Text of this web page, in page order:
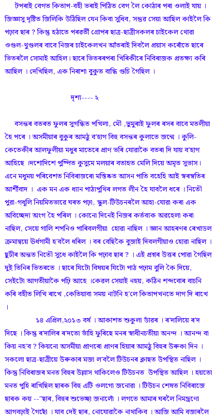
টপৰাই বেগত কিতাপ-বহী ভৰাই পিঠিত বেগ লৈ কোঠাৰ পৰা ওলাই যায় ।
জিজ্ঞাসু দৃষ্টিত জিলিকি উঠিছিল যেন কিবা সুধিব, সম্ভৱ সেয়া আছিল কাইলৈ কি
পঢ়াব ছাৰ ? কিন্তু হঠাতে পৰৱৰ্তী গ্ৰোপৰ ছাত্ৰ-ছাত্ৰীসকলৰ চাইকেল থোৱা
ওগুল-থুগুলৰ বাবে নিজৰ চাইকেলখন আঁতৰাই দিবলৈ প্ৰয়াস কৰোঁতে ছাৰে
ভিতৰলৈ সোমাই আহিল। ছাৰে ভিতৰৰপৰা খিৰিকীৰে নিবিৰাজক প্ৰতক্ষ্য কৰি
আছিল । দেখিছিল, এক নিৰাশা বুকুত বান্ধি গুচি গৈছিল ।
দৃশ্য---- ২
বসন্তৰ বতৰত ফুলৰ সুগন্ধিত পখিলা, মৌ ,ভুমুৰাই ফুলৰ ৰসৰ বাবে মতলীয়া
হৈ পৰে । অসমীয়াৰ বুকুৰ আমঠু ব'হাগ বিহু বসন্তৰ কুলাতে জন্মে । কুলি-
কেতেকীৰ আলফুলীয়া মধুৰ মাতেৰে প্ৰাণ ভৰি যোৱাকৈ বতৰা দি যায় ব'হাগ
আহিছে ।দশোদিশে পুষ্পিত কুসুমে মলয়াৰ বতাহত মেলি দিয়ে অমৃত সুভাস।
এনে মধুময় পৰিবেশত নিবিৰাজৰো মস্তিষ্কত আসন পাতি বহেহি আই স্বৰস্বতিৰ
আৰ্শীবাদ । এক মন এক ধ্যান পাঠ্যপুথিৰ লগত লীন হৈ যাবলৈ ধৰে । নিতৌ
পুৱা-গধূলি নিয়মিতভাৱে ঘৰত পঢ়া, স্কুল-টিউচনৰলৈ আহা-যোৱা কৰা এক
অবিচ্ছেদ্য অংগ হৈ পৰিল । কোনো দিনেই নিজৰ কৰ্তব্যক অৱহেলা কৰা
নাছিল, সেয়ে গালি শপনিও পাৰিবলগীয়া হোৱা নাছিল । জ্ঞান আহৰণৰ ৰেখাডল
ক্ৰমান্বয়ে ঊৰ্ধগামী হ'বলৈ ধৰিল । বৰ বেছিকৈ বুজাই দিবলগীয়াও হোৱা নাছিল ।
ছুটীৰ অন্তত নিতৌ সুধে কাইলৈ কি পঢ়াব ছাৰ ? । এই প্ৰশ্নৰ উত্তৰ পোৱা গৈছিল
দুই তিনিৰ ভিতৰতে । ছাৰে যিটো বিষয়ৰ যিটো পাঠ পঢ়াম বুলি কৈ দিয়ে,
সেইটো আগতীয়াকৈ পঢ়ি আহে ।কেৱল সেয়াই নহয়, কঠিন শব্দবোৰ বাচনি
কৰি বহীত লিখি ৰাখে ,কেতিয়াবা সময় নাটনি হ'লে কিতাপখনতে দাগ দি ৰাখে
।
১৪ এপ্ৰিল,২০১৩ বৰ্ষ । আকাশত শুকুলা ডাঁৱৰ । ৰ'দালিয়ে ৰ'দ
দিছে । কিন্তু ৰ'দালিৰ ৰ'দতো ভাঁহি ফুৰিছে মনৰ স্বাধীনচতীয়া অনন্দ । আনন্দ বা
কিয় নহ'ব ? কিয়নো অসমীয়া প্ৰাণৰো প্ৰাণৰ হিয়াৰ আমঠু বিহুৰ উৰুকা দিন ।
সকলো ছাত্ৰ-ছাত্ৰীয়ে উৰুকাৰ মজা ল'বলৈ টিউচনৰ ক্লাছত উপস্থিত নাছিল ।
কিন্তু নিবিৰাজৰ মনত বিহুৰ উল্লাস থাকিলেও টিউচনত উপস্থিত আছিল । হয়তো
মনত পুহি ৰাখিছিল ছাৰক বিহু এটি ওলগো জনোৱা । টিউচন শেষত নিবিৰাজে
ছাৰক কয় --"ছাৰ, বিহুৰ শুভেচ্ছা জনালোঁ । লগতে আমাৰ ঘৰলৈ নিমন্ত্ৰণো
আগবঢ়াই গৈছোঁ । যাব দেই ছাৰ, নোযোৱাকৈ নাথাকিব । আজি আমি বজাৰলৈ